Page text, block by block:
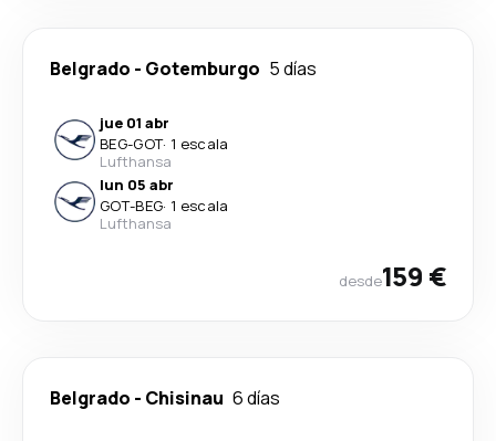
Belgrado - Gotemburgo 5 días
jue 01 abr
BEG-GOT· 1 escala
Lufthansa
lun 05 abr
GOT-BEG· 1 escala
Lufthansa
desde159 €
Belgrado - Chisinau 6 días